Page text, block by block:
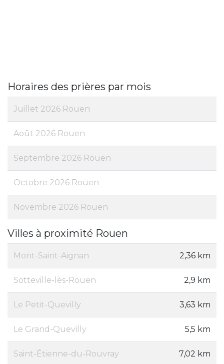
Horaires des prières par mois
Juillet 2026 Rouen
Août 2026 Rouen
Septembre 2026 Rouen
Octobre 2026 Rouen
Novembre 2026 Rouen
Villes à proximité Rouen
Mont-Saint-Aignan 2,36 km
Sotteville-lès-Rouen 2,9 km
Le Petit-Quevilly 3,63 km
Le Grand-Quevilly 5,5 km
Saint-Étienne-du-Rouvray 7,02 km